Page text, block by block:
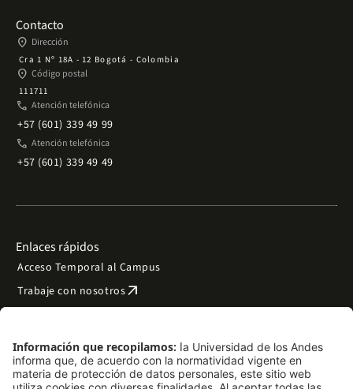
Contacto
place Dirección
Cra 1 Nº 18A - 12 Bogotá - Colombia
place Código postal
111711
phone Atención telefónica
+57 (601) 339 49 99
phone Atención telefónica
+57 (601) 339 49 49
Enlaces rápidos
Acceso Temporal al Campus
Trabaje con nosotrosarrow_outward
Preguntas frecuentes
Filantropía y donacionesarrow_outward